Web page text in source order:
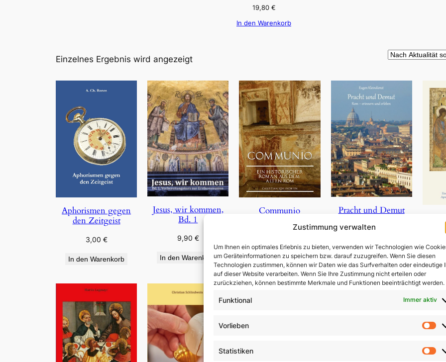
Zustimmung verwalten
Um Ihnen ein optimales Erlebnis zu bieten, verwenden wir Technologien wie
um Geräteinformationen zu speichern bzw. darauf zuzugreifen. Wenn Sie diesen
Technologien zustimmen, können wir Daten wie das Surfverhalten oder eindeutige
auf dieser Website verarbeiten. Wenn Sie Ihre Zustimmung nicht erteilen oder
zurückziehen, können bestimmte Merkmale und Funktionen beeinträchtigt werden.
Funktional Immer aktiv
Vorlieben
Statistiken
19,80 €
In den Warenkorb
Einzelnes Ergebnis wird angezeigt
Aphorismen gegen
den Zeitgeist
3,00 €
In den Warenkorb
Jesus, wir kommen,
Bd. 1
9,90 €
In den Warenkorb
Communio
In den Warenkorb
Pracht und Demut
5,90
In den Warenkorb
In